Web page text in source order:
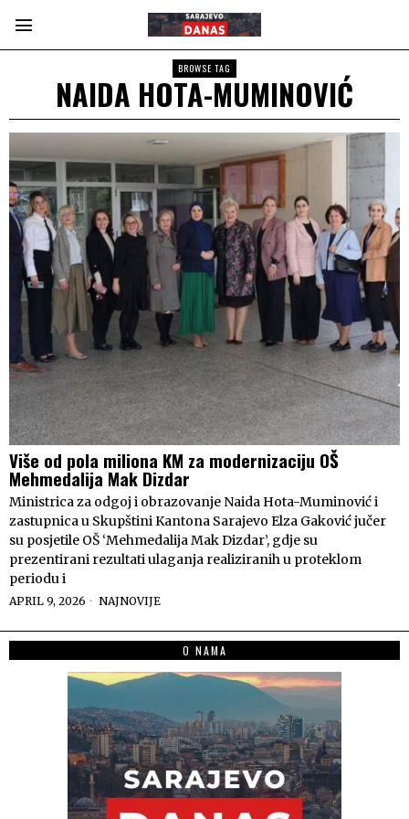
BROWSE TAG
NAIDA HOTA-MUMINOVIĆ
Više od pola miliona KM za modernizaciju OŠ
Mehmedalija Mak Dizdar
Ministrica za odgoj i obrazovanje Naida Hota-Muminović i
zastupnica u Skupštini Kantona Sarajevo Elza Gaković jučer
su posjetile OŠ ‘Mehmedalija Mak Dizdar’, gdje su
prezentirani rezultati ulaganja realiziranih u proteklom
periodu i
APRIL 9, 2026 NAJNOVIJE
O NAMA